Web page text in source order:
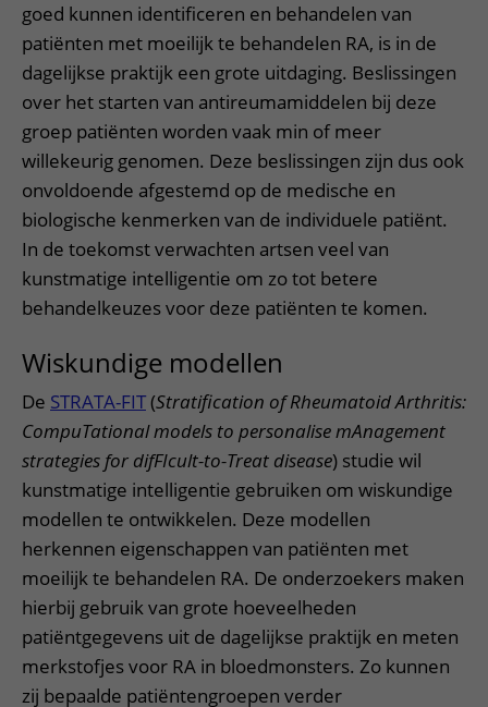
goed kunnen identificeren en behandelen van
patiënten met moeilijk te behandelen RA, is in de
dagelijkse praktijk een grote uitdaging. Beslissingen
over het starten van antireumamiddelen bij deze
groep patiënten worden vaak min of meer
willekeurig genomen. Deze beslissingen zijn dus ook
onvoldoende afgestemd op de medische en
biologische kenmerken van de individuele patiënt.
In de toekomst verwachten artsen veel van
kunstmatige intelligentie om zo tot betere
behandelkeuzes voor deze patiënten te komen.
Wiskundige modellen
De STRATA-FIT(Stratification of Rheumatoid Arthritis:
CompuTational models to personalise mAnagement
strategies for difFIcult-to-Treat disease) studie wil
kunstmatige intelligentie gebruiken om wiskundige
modellen te ontwikkelen. Deze modellen
herkennen eigenschappen van patiënten met
moeilijk te behandelen RA. De onderzoekers maken
hierbij gebruik van grote hoeveelheden
patiëntgegevens uit de dagelijkse praktijk en meten
merkstofjes voor RA in bloedmonsters. Zo kunnen
zij bepaalde patiëntengroepen verder